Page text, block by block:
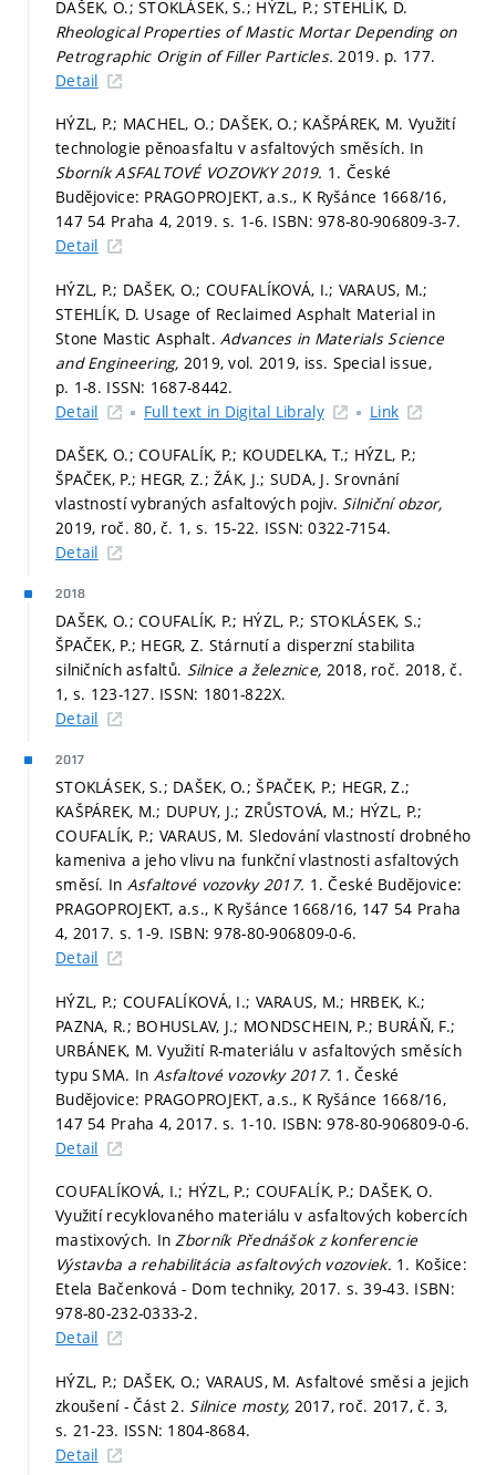
DAŠEK, O.; STOKLÁSEK, S.; HÝZL, P.; STEHLÍK, D.
Rheological Properties of Mastic Mortar Depending on
Petrographic Origin of Filler Particles. 2019. p. 177.
Detail
HÝZL, P.; MACHEL, O.; DAŠEK, O.; KAŠPÁREK, M. Využití
technologie pěnoasfaltu v asfaltových směsích. In
Sborník ASFALTOVÉ VOZOVKY 2019. 1. České
Budějovice: PRAGOPROJEKT, a.s., K Ryšánce 1668/16,
147 54 Praha 4, 2019.s. 1-6. ISBN: 978-80-906809-3-7.
Detail
HÝZL, P.; DAŠEK, O.; COUFALÍKOVÁ, I.; VARAUS, M.;
STEHLÍK, D. Usage of Reclaimed Asphalt Material in
Stone Mastic Asphalt.Advances in Materials Science
and Engineering, 2019, vol. 2019, iss. Special issue,
p. 1-8. ISSN: 1687-8442.
Detail
Full text in Digital Libraly Link
DAŠEK, O.; COUFALÍK, P.; KOUDELKA, T.; HÝZL, P.;
ŠPAČEK, P.; HEGR, Z.; ŽÁK, J.; SUDA, J. Srovnání
vlastností vybraných asfaltových pojiv. Silniční obzor,
2019, roč. 80, č. 1, s. 15-22. ISSN: 0322-7154.
Detail
2018
DAŠEK, O.; COUFALÍK, P.; HÝZL, P.; STOKLÁSEK, S.;
ŠPAČEK, P.; HEGR, Z. Stárnutí a disperzní stabilita
silničních asfaltů. Silnice a železnice, 2018, roč. 2018, č.
1, s. 123-127. ISSN: 1801-822X.
Detail
2017
STOKLÁSEK, S.; DAŠEK, O.; ŠPAČEK, P.; HEGR, Z.;
KAŠPÁREK, M.; DUPUY, J.; ZRŮSTOVÁ, M.; HÝZL, P.;
COUFALÍK, P.; VARAUS, M. Sledování vlastností drobného
kameniva a jeho vlivu na funkční vlastnosti asfaltových
směsí. In Asfaltové vozovky 2017. 1. České Budějovice:
PRAGOPROJEKT, a.s., K Ryšánce 1668/16, 147 54 Praha
4, 2017. s. 1-9. ISBN: 978-80-906809-0-6.
Detail
HÝZL, P.; COUFALÍKOVÁ, I.; VARAUS, M.; HRBEK, K.;
PAZNA, R.; BOHUSLAV, J.; MONDSCHEIN, P.; BURÁŇ, F.;
URBÁNEK, M. Využití R-materiálu v asfaltových směsích
typu SMA. In Asfaltové vozovky 2017. 1. České
Budějovice: PRAGOPROJEKT, a.s., K Ryšánce 1668/16,
147 54 Praha 4, 2017.s. 1-10. ISBN: 978-80-906809-0-6.
Detail
COUFALÍKOVÁ, I.; HÝZL, P.; COUFALÍK, P.; DAŠEK, O.
Využití recyklovaného materiálu v asfaltových kobercích
mastixových. InZborník Přednášok z konferencie
Výstavba a rehabilitácia asfaltových vozoviek. 1. Košice:
Etela Bačenková - Dom techniky, 2017. s. 39-43. ISBN:
978-80-232-0333-2.
Detail
HÝZL, P.; DAŠEK, O.; VARAUS, M. Asfaltové směsi a jejich
zkoušení - Část 2. Silnice mosty, 2017, roč. 2017, č. 3,
s. 21-23. ISSN: 1804-8684.
Detail